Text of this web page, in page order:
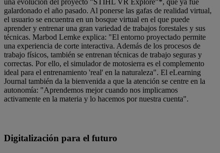
una evolución del proyecto "STIHL VR Explore"*, que ya fue
galardonado el año pasado. Al ponerse las gafas de realidad virtual,
el usuario se encuentra en un bosque virtual en el que puede
aprender y entrenar una gran variedad de trabajos forestales y sus
técnicas. Marbod Lemke explica: "El entorno proyectado permite
una experiencia de corte interactiva. Además de los procesos de
trabajo físicos, también se entrenan técnicas de trabajo seguras y
correctas. Por ello, el simulador de motosierra es el complemento
ideal para el entrenamiento 'real' en la naturaleza". El eLearning
Journal también da la bienvenida a que la atención se centre en la
autonomía: "Aprendemos mejor cuando nos implicamos
activamente en la materia y lo hacemos por nuestra cuenta".
Digitalización para el futuro